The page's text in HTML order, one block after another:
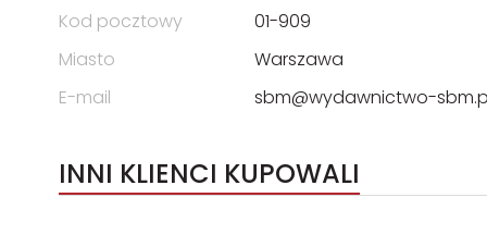
Kod pocztowy
01-909
Miasto
Warszawa
E-mail
sbm@wydawnictwo-
INNI KLIENCI KUPOWALI